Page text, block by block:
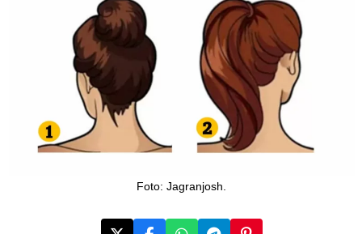
Foto: Jagranjosh.